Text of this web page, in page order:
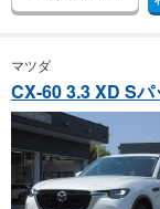
マツダ
CX-60 3.3 XD S